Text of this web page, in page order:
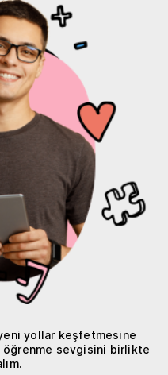
yollar keşfetmesine
öğrenme sevgisini birlikte